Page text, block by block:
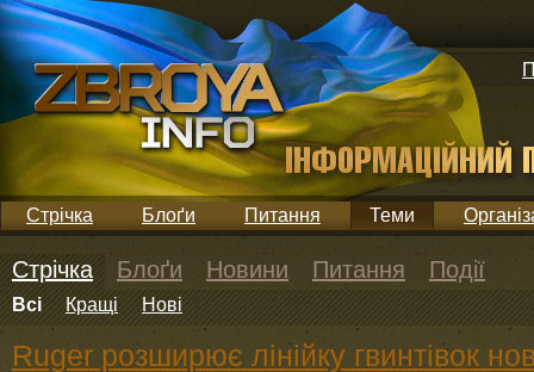
Стрічка Блоґи Питання Теми
Стрічка Блоґи Новини Питання Події
Всі Кращі Нові
Ruger розширює лінійку гвинтівок